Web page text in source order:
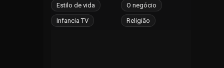
Barbados
Barém
Estilo de vida O negócio
Infancia TV Religião